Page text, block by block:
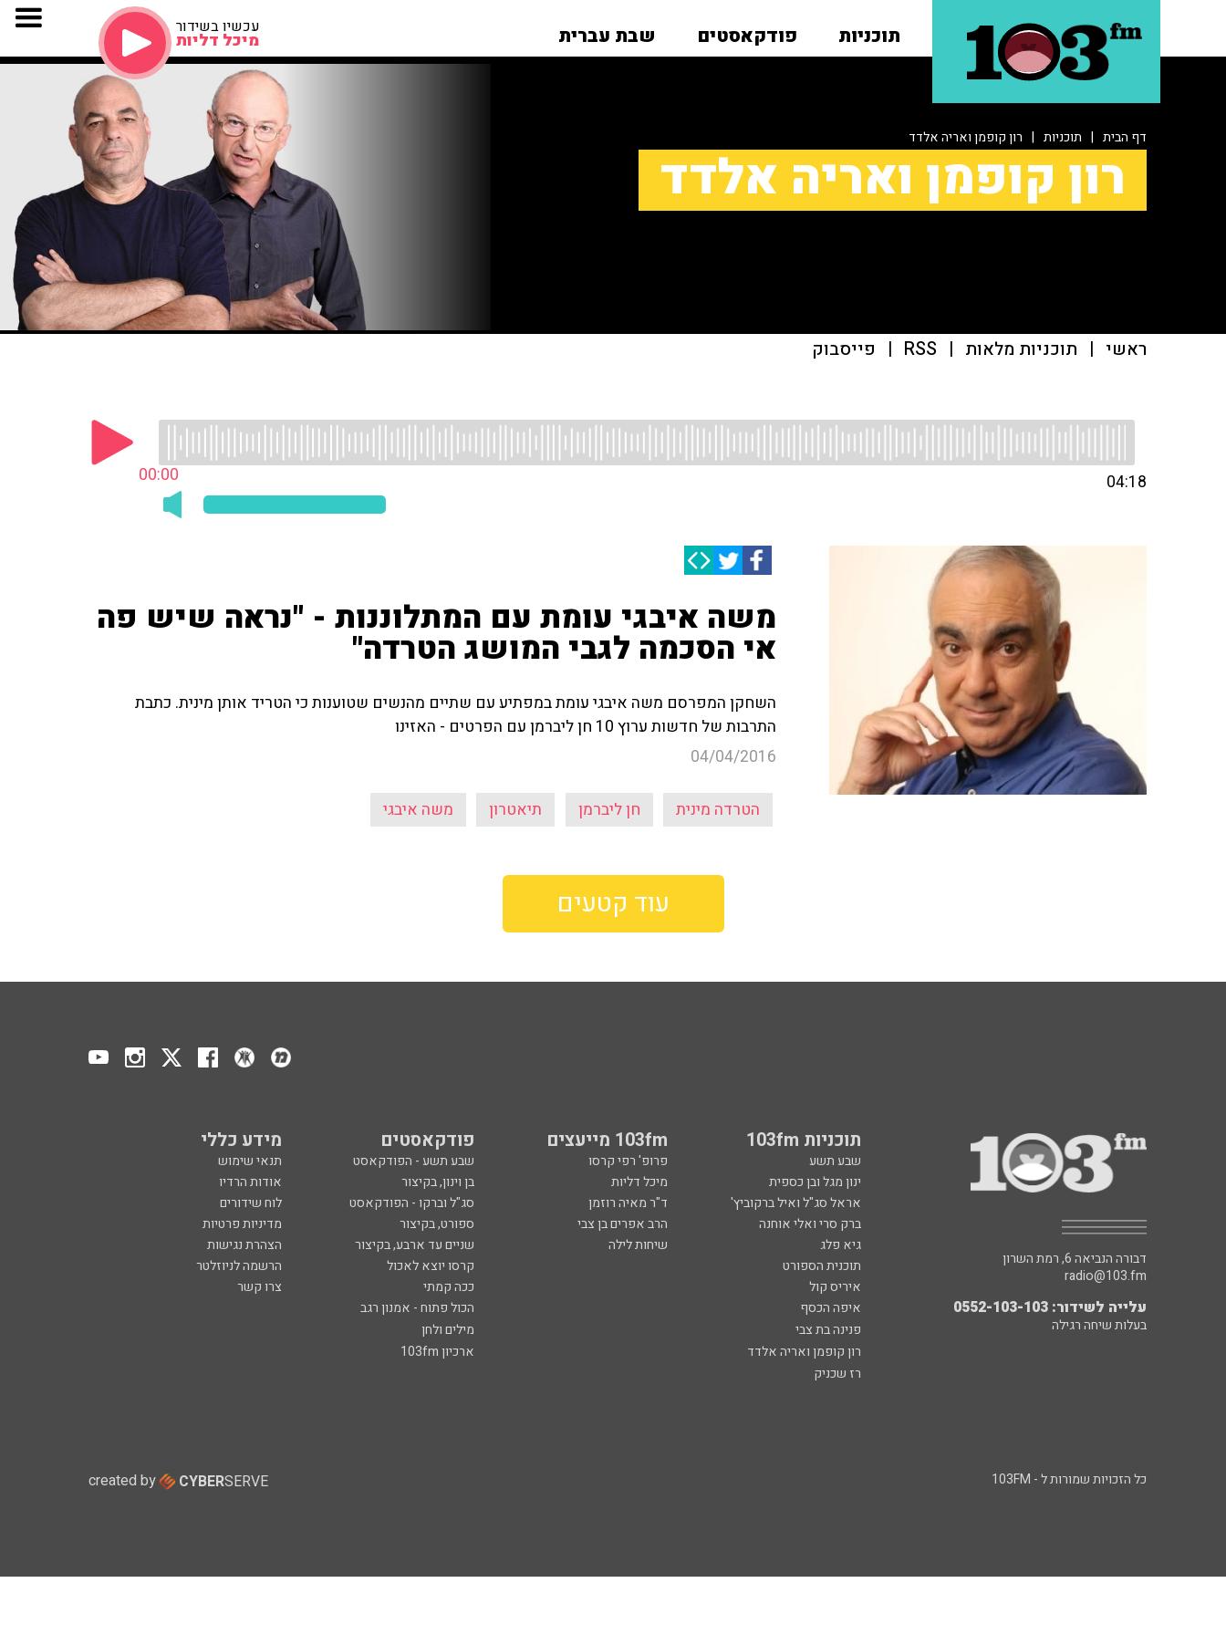
תוכניות פודקאסטים שבת עברית עכשיו בשידור
מיכל דליות
דף הבית | תוכניות | רון קופמן ואריה אלדד
רון קופמן ואריה אלדד
ראשי | תוכניות מלאות |
RSS
| פייסבוק
00:00 04:18
משה איבגי עומת עם המתלוננות - "נראה שיש פה
אי הסכמה לגבי המושג הטרדה"
השחקן המפרסם משה איבגי עומת במפתיע עם שתיים מהנשים שטוענות כי הטריד אותן מינית. כתבת
התרבות של חדשות ערוץ 10 חן ליברמן עם הפרטים - האזינו
04/04/2016
הטרדה מינית חן ליברמן תיאטרון משה איבגי
עוד קטעים
תוכניות 103fm 103fm מייעצים פודקאסטים מידע כללי
שבע תשע פרופ' רפי קרסו שבע תשע - הפודקאסט
תנאי שימוש
ינון מגל ובן כספית
מיכל דליות בן וינון, בקיצור
אודות הרדיו
אראל סג"ל ואיל ברקוביץ'
ד"ר מאיה רוזמן סג"ל וברקו - הפודקאסט
לוח שידורים
ברק סרי ואלי אוחנה
הרב אפרים בן צבי ספורט, בקיצור
מדיניות פרטיות
גיא פלג
שיחות לילה שניים עד ארבע, בקיצור
הצהרת נגישות
תוכנית הספורט
קרסו יוצא לאכול
הרשמה לניוזלטר
איריס קול
ככה קמתי
צרו קשר
איפה הכסף
הכול פתוח - אמנון רגב
פנינה בת צבי
מילים ולחן
רון קופמן ואריה אלדד
ארכיון 103fm
רז שכניק
דבורה הנביאה 6, רמת השרון
radio@103.fm
עלייה לשידור: 0552-103-103
בעלות שיחה רגילה
כל הזכויות שמורות ל - 103FM created by CYBERSERVE